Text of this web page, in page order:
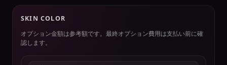
SKIN COLOR
オプション金額は参考額です。最終オプション費用は支払い前に確
認します。